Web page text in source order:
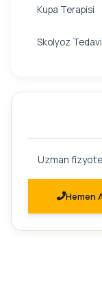
Kupa Terapisi
Skolyoz
Uzman
Hemen